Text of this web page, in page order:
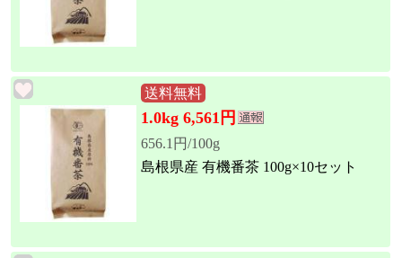
送料無料
1.0kg 6,561円
656.1円/100g
島根県産 有機番茶 100g×10セット